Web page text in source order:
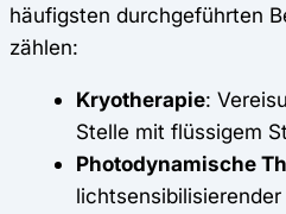
häufigsten durchgeführten
zählen:
Kryotherapie:
Stelle mit flüssigem
Photodynamische